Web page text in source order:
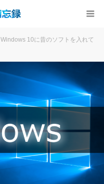
Windows 10に昔のソフトを入れて